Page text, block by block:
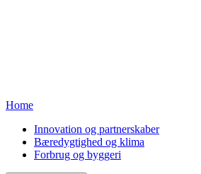
Home
Innovation og partnerskaber
Bæredygtighed og klima
Forbrug og byggeri